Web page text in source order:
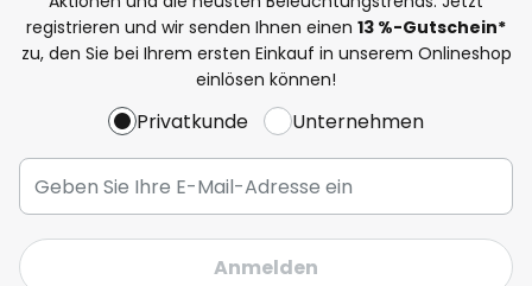
registrieren und wir senden Ihnen einen 13 %-Gutschein*
zu, den Sie bei Ihrem ersten Einkauf in unserem Onlineshop
einlösen können!
Privatkunde Unternehmen
Anmelden